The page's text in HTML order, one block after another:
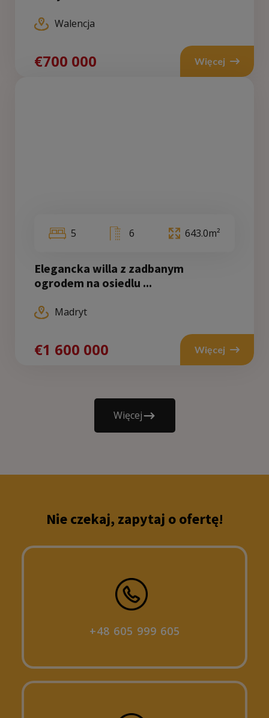
Walencja
€700 000 Więcej
5 6 643.0m²
Elegancka willa z zadbanym
ogrodem na osiedlu ...
Madryt
€1 600 000 Więcej
Więcej
Nie czekaj, zapytaj o ofertę!
+48 605 999 605